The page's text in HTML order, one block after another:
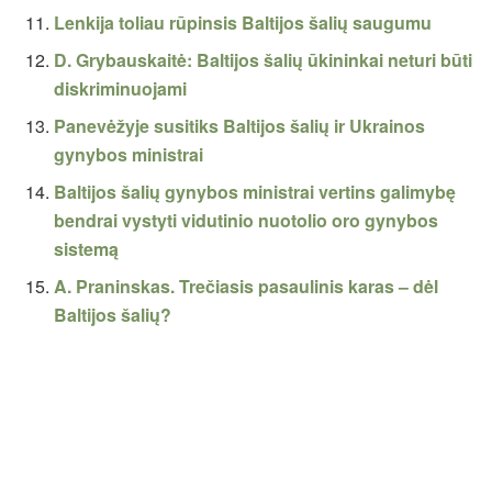
Lenkija toliau rūpinsis Baltijos šalių saugumu
D. Grybauskaitė: Baltijos šalių ūkininkai neturi būti
diskriminuojami
Panevėžyje susitiks Baltijos šalių ir Ukrainos
gynybos ministrai
Baltijos šalių gynybos ministrai vertins galimybę
bendrai vystyti vidutinio nuotolio oro gynybos
sistemą
A. Praninskas. Trečiasis pasaulinis karas – dėl
Baltijos šalių?